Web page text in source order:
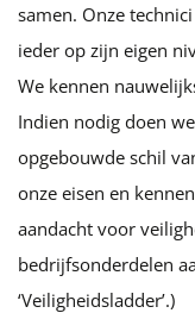
samen. Onze
ieder op zijn eigen
We kennen
Indien nodig doen
opgebouwde schil
onze eisen en
aandacht voor
bedrijfsonderdelen
‘Veiligheidsladder’.)